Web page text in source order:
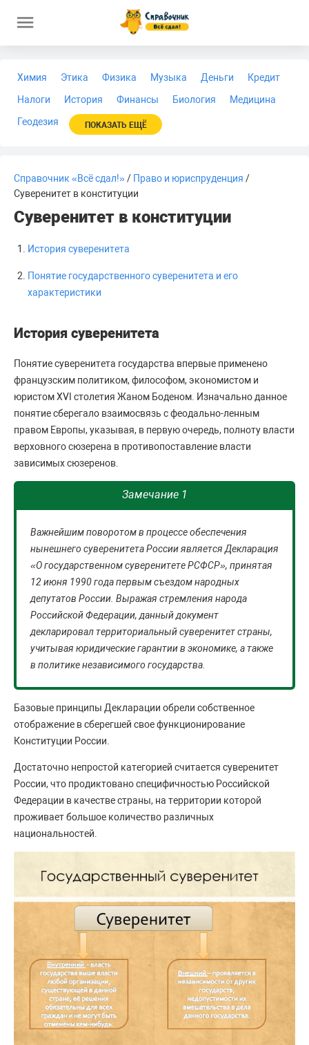
Химия Этика Физика Музыка Деньги
Кредит
Налоги
История Финансы Биология
Медицина
Геодезия
ПОКАЗАТЬ ЕЩЁ
Справочник «Всё сдал!»/ Право и юриспруденция /
Суверенитет в конституции
Суверенитет в конституции
История суверенитета
Понятие государственного суверенитета и его
характеристики
История суверенитета
Понятие суверенитета государства впервые применено
французским политиком, философом, экономистом и
юристом XVI столетия Жаном Боденом. Изначально данное
понятие сберегало взаимосвязь с феодально-ленным
правом Европы, указывая, в первую очередь, полноту власти
верховного сюзерена в противопоставление власти
зависимых сюзеренов.
Замечание 1
Важнейшим поворотом в процессе обеспечения
нынешнего суверенитета России является Декларация
«О государственном суверенитете РСФСР», принятая
12 июня 1990 года первым съездом народных
депутатов России. Выражая стремления народа
Российской Федерации, данный документ
декларировал территориальный суверенитет страны,
учитывая юридические гарантии в экономике, а также
в политике независимого государства.
Базовые принципы Декларации обрели собственное
отображение в сберегшей свое функционирование
Конституции России.
Достаточно непростой категорией считается суверенитет
России, что продиктовано специфичностью Российской
Федерации в качестве страны, на территории которой
проживает большое количество различных
национальностей.